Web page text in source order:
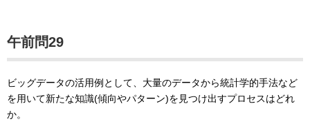
午前問29
ビッグデータの活用例として、大量のデータから統計学的手法など
を用いて新たな知識(傾向やパターン)を見つけ出すプロセスはどれ
か。